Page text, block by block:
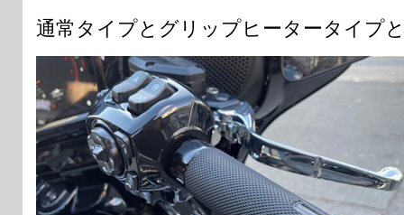
通常タイプとグリップヒータータイプ